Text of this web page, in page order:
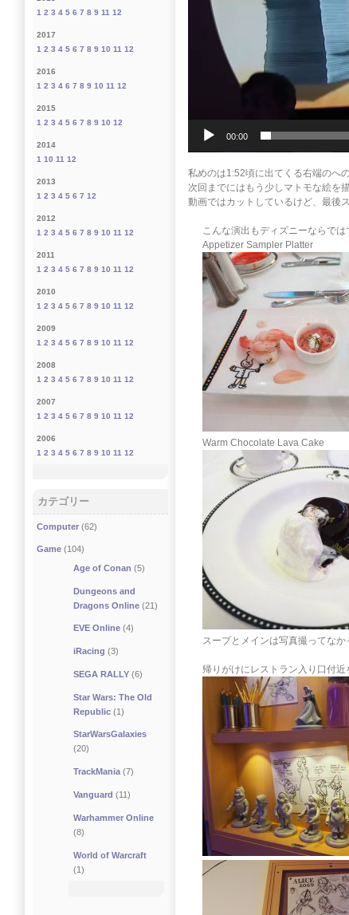
00:00
私めのは1:52頃に出てくる右端のへ
次回までにはもう少しマトモな絵を
動画ではカットしているけど、最後
こんな演出もディズニーならでは
Appetizer Sampler Platter
Warm Chocolate Lava Cake
スープとメインは写真撮ってな
帰りがけにレストラン入り口付近
1 2 3 4 5 6 7 8 9 11 12
2017
1 2 3 4 5 6 7 8 9 10 11 12
2016
1 2 3 4 6 7 8 9 10 11 12
2015
1 2 3 4 5 6 7 8 9 10 12
2014
1 10 11 12
2013
1 2 3 4 5 6 7 12
2012
1 2 3 4 5 6 7 8 9 10 11 12
2011
1 2 3 4 5 6 7 8 9 10 11 12
2010
1 2 3 4 5 6 7 8 9 10 11 12
2009
1 2 3 4 5 6 7 8 9 10 11 12
2008
1 2 3 4 5 6 7 8 9 10 11 12
2007
1 2 3 4 5 6 7 8 9 10 11 12
2006
1 2 3 4 5 6 7 8 9 10 11 12
カテゴリー
Computer (62)
Game (104)
Age of Conan (5)
Dungeons and
Dragons Online(21)
EVE Online(4)
iRacing (3)
SEGA RALLY(6)
Star Wars: The Old
Republic(1)
StarWarsGalaxies
(20)
TrackMania(7)
Vanguard (11)
Warhammer Online
(8)
World of Warcraft
(1)